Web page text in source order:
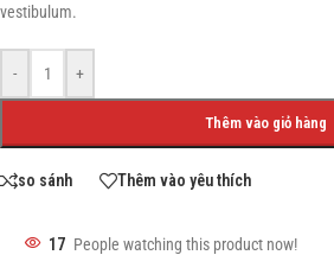
vestibulum.
- +
Thêm vào giỏ hàng
so sánh Thêm vào yêu thích
17 People watching this product now!